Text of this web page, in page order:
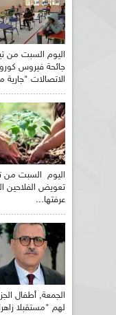
اليوم السبت من
جائحة فيروس
الاتصالات "جارية
اليوم السبت من
تعويض الفلاحين
عرفتها...
الجمعة, أطفال
لهم "مستقبلا